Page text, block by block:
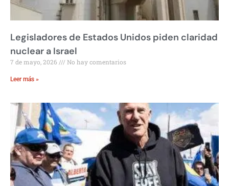
Legisladores de Estados Unidos piden claridad
nuclear a Israel
7 de mayo, 2026 No hay comentarios
Leer más »